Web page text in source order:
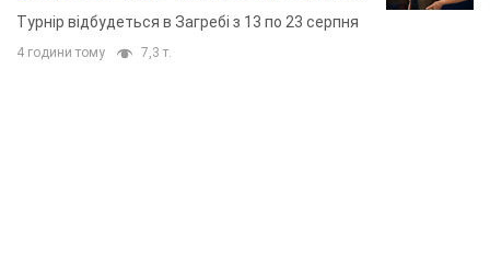
основних спортсменів
Турнір відбудеться в Загребі з 13 по 23 серпня
4 години тому 7,3 т.